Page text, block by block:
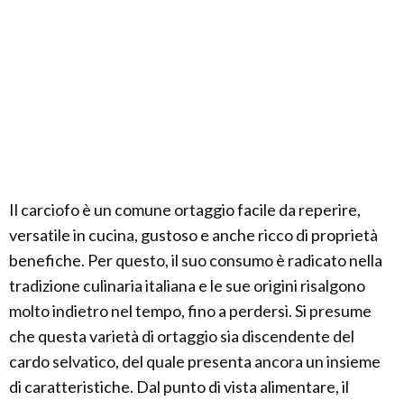
Il carciofo è un comune ortaggio facile da reperire,
versatile in cucina, gustoso e anche ricco di proprietà
benefiche. Per questo, il suo consumo è radicato nella
tradizione culinaria italiana e le sue origini risalgono
molto indietro nel tempo, fino a perdersi. Si presume
che questa varietà di ortaggio sia discendente del
cardo selvatico, del quale presenta ancora un insieme
di caratteristiche. Dal punto di vista alimentare, il